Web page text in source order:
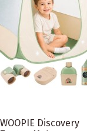
WOOPIE Discovery